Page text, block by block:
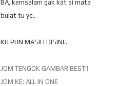
BA, kemsalam gak kat si mata
bulat tu ye..
KU PUN MASIH DISINI..
JOM TENGOK GAMBAR BEST!!
JOM KE: ALL IN ONE